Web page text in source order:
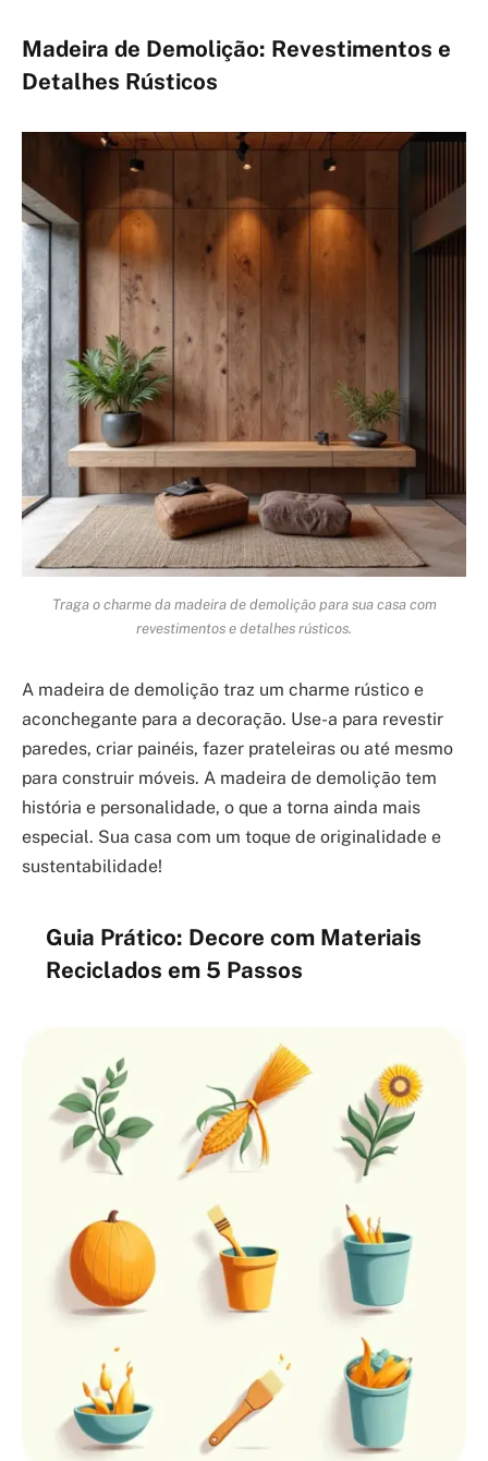
Madeira de Demolição: Revestimentos e
Detalhes Rústicos
Traga o charme da madeira de demolição para sua casa com
revestimentos e detalhes rústicos.
A madeira de demolição traz um charme rústico e
aconchegante para a decoração. Use-a para revestir
paredes, criar painéis, fazer prateleiras ou até mesmo
para construir móveis. A madeira de demolição tem
história e personalidade, o que a torna ainda mais
especial. Sua casa com um toque de originalidade e
sustentabilidade!
Guia Prático: Decore com Materiais
Reciclados em 5 Passos